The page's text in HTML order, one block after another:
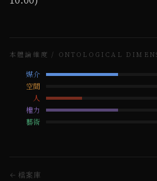
本體論維度 / ONTOLOGICAL
媒介
空間
人
權力
藝術
← 檔案庫